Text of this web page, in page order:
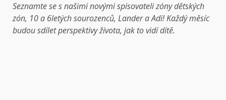
Seznamte se s našimi novými spisovateli zóny dětských
zón, 10 a 6letých sourozenců, Lander a Adi! Každý měsíc
budou sdílet perspektivy života, jak to vidí dítě.